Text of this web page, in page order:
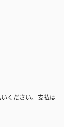
ください。支払は